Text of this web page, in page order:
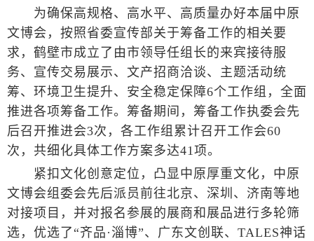
为确保高规格、高水平、高质量办好本届中原
文博会，按照省委宣传部关于筹备工作的相关要
求，鹤壁市成立了由市领导任组长的来宾接待服
务、宣传交易展示、文产招商洽谈、主题活动统
筹、环境卫生提升、安全稳定保障6个工作组，全面
推进各项筹备工作。筹备期间，筹备工作执委会先
后召开推进会3次，各工作组累计召开工作会60
次，共细化具体工作方案多达41项。
紧扣文化创意定位，凸显中原厚重文化，中原
文博会组委会先后派员前往北京、深圳、济南等地
对接项目，并对报名参展的展商和展品进行多轮筛
选，优选了“齐品·淄博”、广东文创联、TALES神话